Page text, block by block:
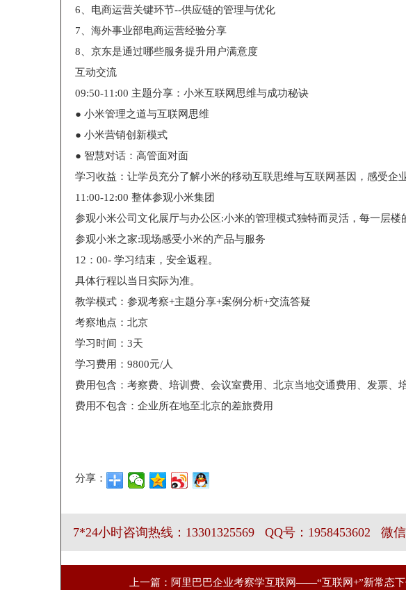
6、电商运营关键环节--供应链的管理与优化
7、海外事业部电商运营经验分享
8、京东是通过哪些服务提升用户满意度
互动交流
09:50-11:00 主题分享：小米互联网思维与成功秘诀
● 小米管理之道与互联网思维
● 小米营销创新模式
● 智慧对话：高管面对面
学习收益：让学员充分了解小米的移动互联思维与互联网基因，感受企
11:00-12:00 整体参观小米集团
参观小米公司文化展厅与办公区:小米的管理模式独特而灵活，每一层
参观小米之家:现场感受小米的产品与服务
12：00- 学习结束，安全返程。
具体行程以当日实际为准。
教学模式：参观考察+主题分享+案例分析+交流答疑
考察地点：北京
学习时间：3天
学习费用：9800元/人
费用包含：考察费、培训费、会议室费用、北京当地交通费用、发票、
费用不包含：企业所在地至北京的差旅费用
分享：
7*24小时咨询热线：13301325569 QQ号：1958453602 微信
上一篇：阿里巴巴企业考察学互联网——“互联网+”新常态